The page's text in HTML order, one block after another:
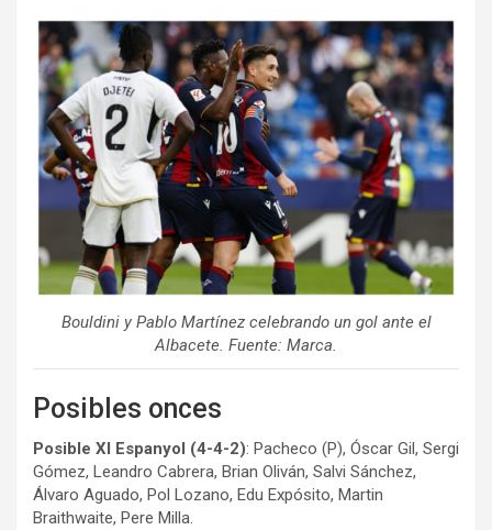
Bouldini y Pablo Martínez celebrando un gol ante el
Albacete. Fuente: Marca.
Posibles onces
Posible XI Espanyol (4-4-2): Pacheco (P), Óscar Gil, Sergi
Gómez, Leandro Cabrera, Brian Oliván, Salvi Sánchez,
Álvaro Aguado, Pol Lozano, Edu Expósito, Martin
Braithwaite, Pere Milla.